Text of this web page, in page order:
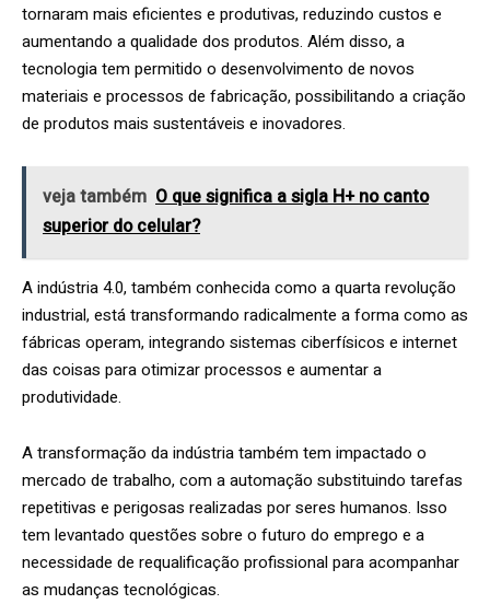
tornaram mais eficientes e produtivas, reduzindo custos e
aumentando a qualidade dos produtos. Além disso, a
tecnologia tem permitido o desenvolvimento de novos
materiais e processos de fabricação, possibilitando a criação
de produtos mais sustentáveis e inovadores.
veja também O que significa a sigla H+ no canto
superior do celular?
A indústria 4.0, também conhecida como a quarta revolução
industrial, está transformando radicalmente a forma como as
fábricas operam, integrando sistemas ciberfísicos e internet
das coisas para otimizar processos e aumentar a
produtividade.
A transformação da indústria também tem impactado o
mercado de trabalho, com a automação substituindo tarefas
repetitivas e perigosas realizadas por seres humanos. Isso
tem levantado questões sobre o futuro do emprego e a
necessidade de requalificação profissional para acompanhar
as mudanças tecnológicas.